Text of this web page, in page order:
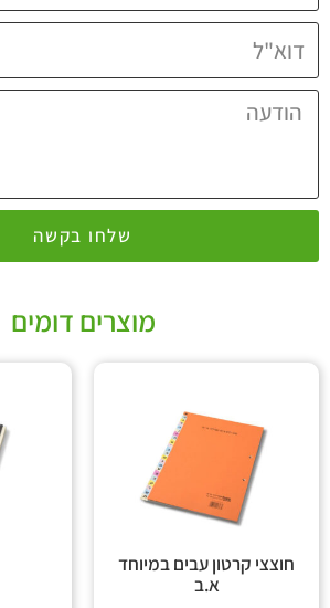
שלחו בקשה
מוצרים דומים
חוצצי קרטון עבים במיוחד
א.ב